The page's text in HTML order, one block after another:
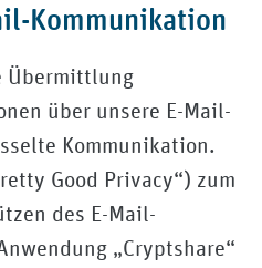
Kommunikation
Übermittlung
über unsere E-Mail-
Kommunikation.
Good Privacy“) zum
des E-Mail-
„Cryptshare“